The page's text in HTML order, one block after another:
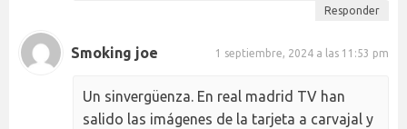
Responder
Smoking joe 1 septiembre, 2024 a las 11:53 pm
Un sinvergüenza. En real madrid TV han
salido las imágenes de la tarjeta a carvajal y